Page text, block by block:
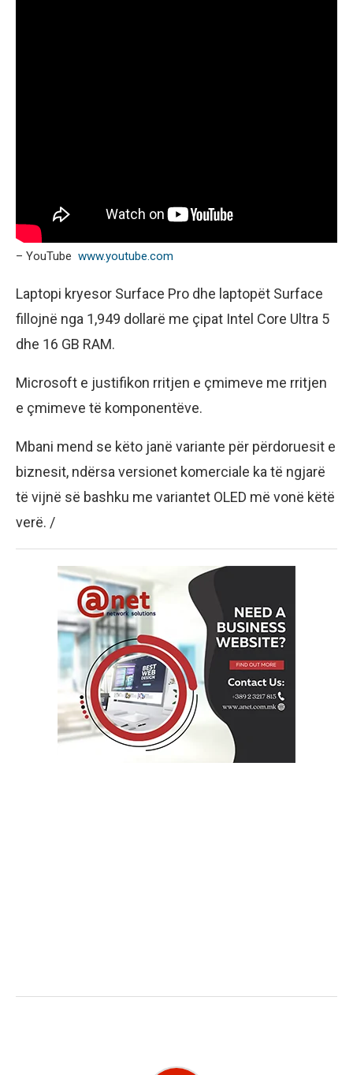
– YouTube www.youtube.com
Laptopi kryesor Surface Pro dhe laptopët Surface
fillojnë nga 1,949 dollarë me çipat Intel Core Ultra 5
dhe 16 GB RAM.
Microsoft e justifikon rritjen e çmimeve me rritjen
e çmimeve të komponentëve.
Mbani mend se këto janë variante për përdoruesit e
biznesit, ndërsa versionet komerciale ka të ngjarë
të vijnë së bashku me variantet OLED më vonë këtë
verë. /